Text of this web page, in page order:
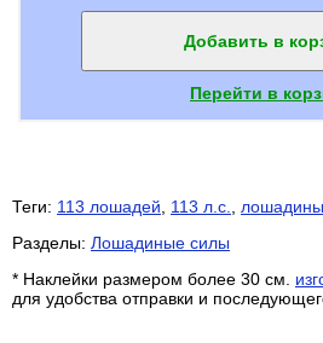
Добавить в
Перейти в
Теги: 113 лошадей 113 л.с.
Разделы: Лошадиные силы
* Наклейки размером более 30 см.
для удобства отправки и